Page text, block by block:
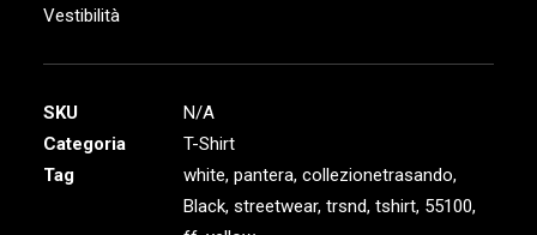
Vestibilità
SKU
N/A
Categoria
T-Shirt
Tag
white, pantera, collezionetrasando,
Black, streetwear, trsnd, tshirt, 55100,